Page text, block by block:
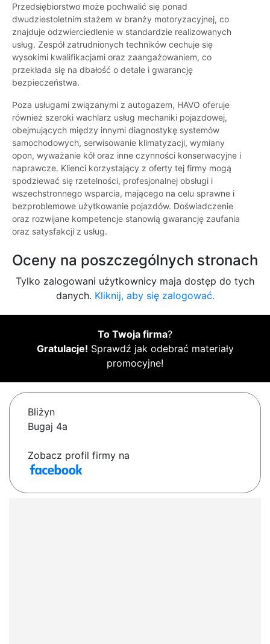
Przedsiębiorstwo może pochwalić się ponad
dwudziestoletnim stażem w branży motoryzacyjnej, co
znajduje odzwierciedlenie w standardzie realizowanych
usług. Zespół zatrudnionych techników cechuje się
wysokimi kwalifikacjami oraz zaangażowaniem, co
przekłada się na dbałość o detale i gwarancję
bezpieczeństwa.
Poza usługami związanymi z autogazem, HAVO oferuje
również szeroki wachlarz usług mechaniki pojazdowej,
obejmujących między innymi diagnostykę systemów
samochodowych, serwisowanie klimatyzacji, wymiany
opon, wyważanie kół oraz inne czynności konserwacyjne i
naprawcze. Klienci korzystający z oferty tej firmy mogą
spodziewać się rzetelności, profesjonalnej obsługi i
wszechstronnego wsparcia, mającego na celu sprawne i
bezproblemowe użytkowanie pojazdów. Doświadczenie
oraz rozwijane kompetencje stanowią gwarancję zaufania
oraz satysfakcji z usług.
Oceny na poszczególnych stronach
Tylko zalogowani użytkownicy maja dostęp do tych
danych. Kliknij, aby się zalogować.
To Twoja firma?
Gratulacje! Sprawdź jak odebrać materiały
promocyjne!
Bliżyn
Bugaj 4a
Zobacz profil firmy na